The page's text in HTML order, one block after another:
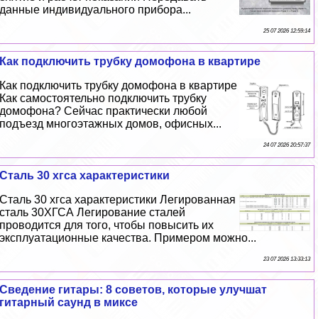
данные индивидуального прибора...
25 07 2026 12:59:14
Как подключить трубку домофона в квартире
Как подключить трубку домофона в квартире
Как самостоятельно подключить трубку
домофона? Сейчас пpaктически любой
подъезд многоэтажных домов, офисных...
24 07 2026 20:57:37
Сталь 30 хгса хаpaктеристики
Сталь 30 хгса хаpaктеристики Легированная
сталь 30ХГСА Легирование сталей
проводится для того, чтобы повысить их
эксплуатационные качества. Примером можно...
23 07 2026 13:33:13
Сведение гитары: 8 советов, которые улучшат
гитарный саунд в миксе